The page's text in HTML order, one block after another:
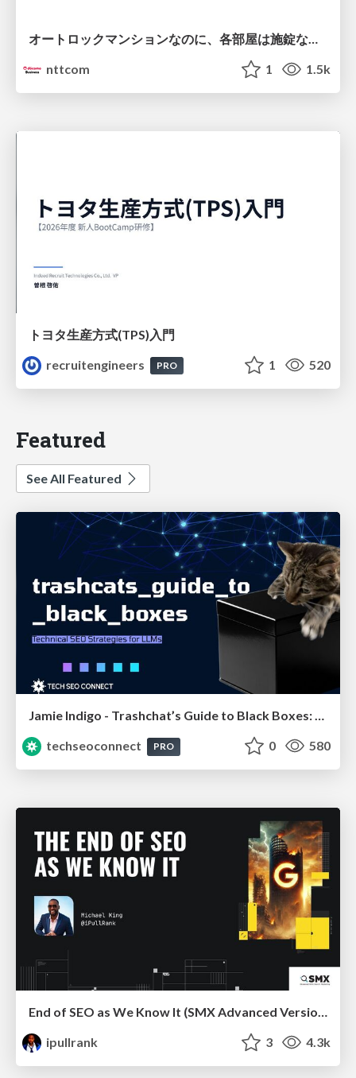
nttcom
1 1.5k
トヨタ⽣産⽅式(TPS)⼊⾨
recruitengineers
PRO 1 520
Featured
See All Featured
Jamie Indigo - Trashchat’s Guide to Black Boxes: Technical SEO Tactics for LLMs
techseoconnect
PRO 0 580
End of SEO as We Know It (SMX Advanced Version)
ipullrank
3 4.3k